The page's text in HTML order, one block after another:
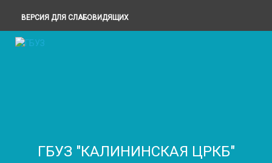
ВЕРСИЯ ДЛЯ СЛАБОВИДЯЩИХ
ГБУЗ "КАЛИНИНСКАЯ ЦРКБ"